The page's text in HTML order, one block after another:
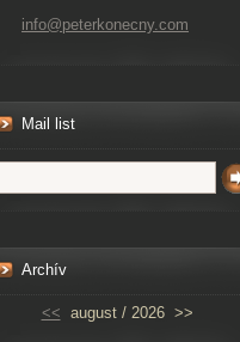
info@peterkonecny.com
Mail list
Archív
<< august / 2026 >>